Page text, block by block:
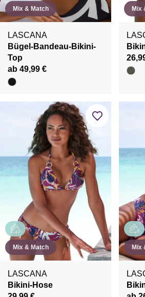
Mix & Match
LASCANA
Bügel-Bandeau-Bikini-
Top
ab 49,99 €
Mix
Mix & Match
LASCANA
Bikini-Hose
Mix